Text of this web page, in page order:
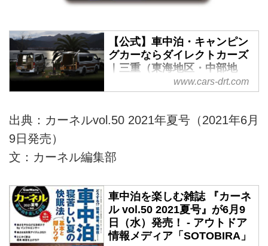
【公式】車中泊・キャンピン
グカーならダイレクトカーズ
｜三重（東海地区・中部地
区）キャンピングカー専門店
イレクトカーズにお任せ下さい！
東海地区最大級のキャンピングカ
屋・愛知でキャンピングカーをご
名ブランドのドレスアップパーツ
も取扱いをしております。
www.cars-drt.com
出典：カーネルvol.50 2021年夏号（2021年6月
9日発売）
文：カーネル編集部
車中泊を楽しむ雑誌 『カーネ
ル vol.50 2021夏号』が6月9
日（水）発売！ - アウトドア
情報メディア「SOTOBIRA」